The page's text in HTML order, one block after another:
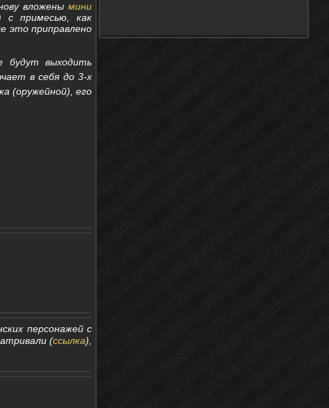
вложены мини
с примесью, как
это приправлено
выходить
в себя до 3-х
(оружейной), его
персонажей с
(ссылка),